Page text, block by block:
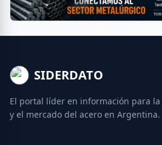
SIDERDATO
El portal líder en información para
y el mercado del acero en Argentina.